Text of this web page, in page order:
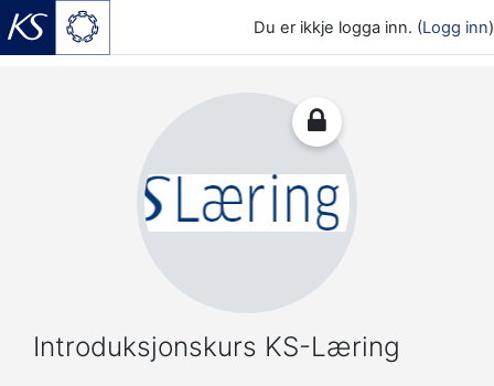
Du er ikkje logga inn. (Logg inn)
Introduksjonskurs KS-Læring